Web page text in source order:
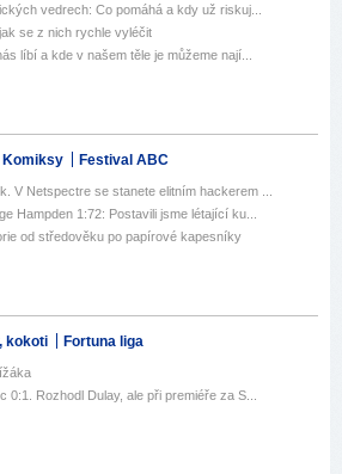
vedrech: Co pomáhá a kdy už riskuj...
se z nich rychle vyléčit
líbí a kde v našem těle je můžeme nají...
Komiksy Festival ABC
V Netspectre se stanete elitním hackerem ...
Hampden 1:72: Postavili jsme létající ku...
od středověku po papírové kapesníky
kokoti Fortuna liga
Rozhodl Dulay, ale při premiéře za S...